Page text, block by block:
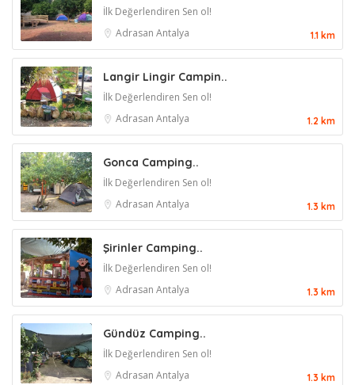
İlk Değerlendiren Sen ol!
Adrasan Antalya 1.1 km
Langir Lingir Campin..
İlk Değerlendiren Sen ol!
Adrasan Antalya 1.2 km
Gonca Camping..
İlk Değerlendiren Sen ol!
Adrasan Antalya 1.3 km
Şirinler Camping..
İlk Değerlendiren Sen ol!
Adrasan Antalya 1.3 km
Gündüz Camping..
İlk Değerlendiren Sen ol!
Adrasan Antalya 1.3 km